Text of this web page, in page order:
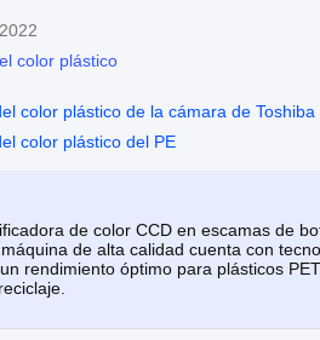
color plástico
color plástico de la cámara de Toshiba
color plástico del PE
de color CCD en escamas de
de alta calidad cuenta con
rendimiento óptimo para plásticos